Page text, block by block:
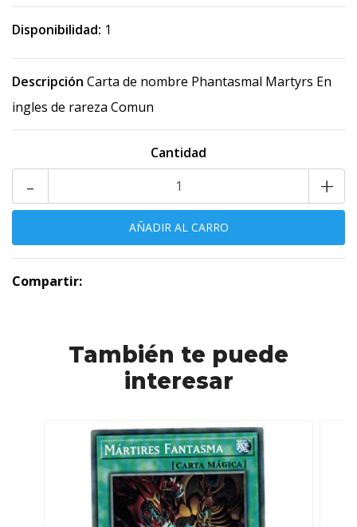
Disponibilidad: 1
Descripción Carta de nombre Phantasmal Martyrs En
ingles de rareza Comun
Cantidad
+
-
Compartir:
También te puede
interesar